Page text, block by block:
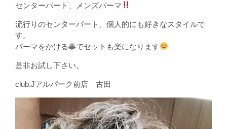
センターパート、メンズパーマ
流行りのセンターパート、個人的にも好きなスタイルで
す。
パーマをかける事でセットも楽になります
是非お試し下さい。
club.Jアルパーク前店 古田